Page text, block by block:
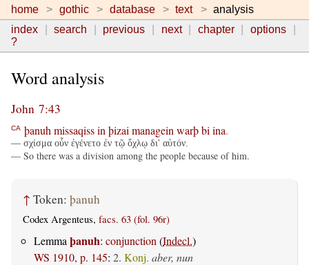
home gothic database text
analysis
index
search previous next chapter
options
?
Word analysis
John 7:43
CA þanuh missaqissin þizai managein warþbi ina.
— σχίσμα οὖν ἐγένετο ἐν τῷ ὄχλῳ δι' αὐτόν.
— So there was a division among the people because of him.
↑ Token: þanuh
Codex Argenteus, facs. 63 (fol. 96r)
Lemma þanuh: conjunction (Indecl.)
WS 1910, p. 145: 2. Konj. aber, nun